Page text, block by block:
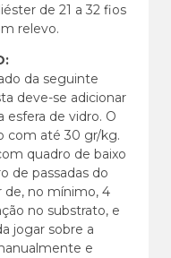
de 21 a 32 fios
relevo.
da seguinte
deve-se adicionar
esfera de vidro. O
com até 30 gr/kg.
quadro de baixo
de passadas do
de, no mínimo, 4
no substrato, e
jogar sobre a
e